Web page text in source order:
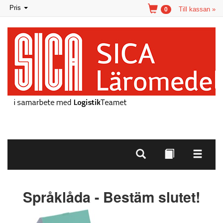
Toggle
navigation
Pris Till kassan »
0
Språklåda - Bestäm slutet!